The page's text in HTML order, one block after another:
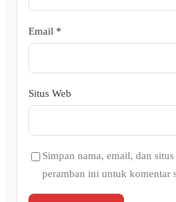
Email *
Situs Web
Simpan nama, email, dan
peramban ini untuk komentar